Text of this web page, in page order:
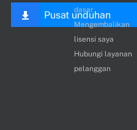
Pusat unduhan
dasar
Mengembalikan
lisensi saya
Hubungi layanan
pelanggan